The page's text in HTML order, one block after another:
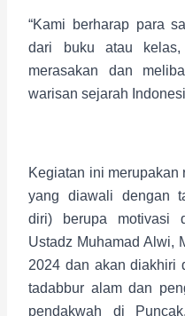
“Kami berharap para
dari buku atau
merasakan dan
warisan sejarah
Kegiatan ini merupakan
yang diawali dengan
diri) berupa motivasi
Ustadz Muhamad Alwi,
2024 dan akan diakhiri
tadabbur alam dan
pendakwah di